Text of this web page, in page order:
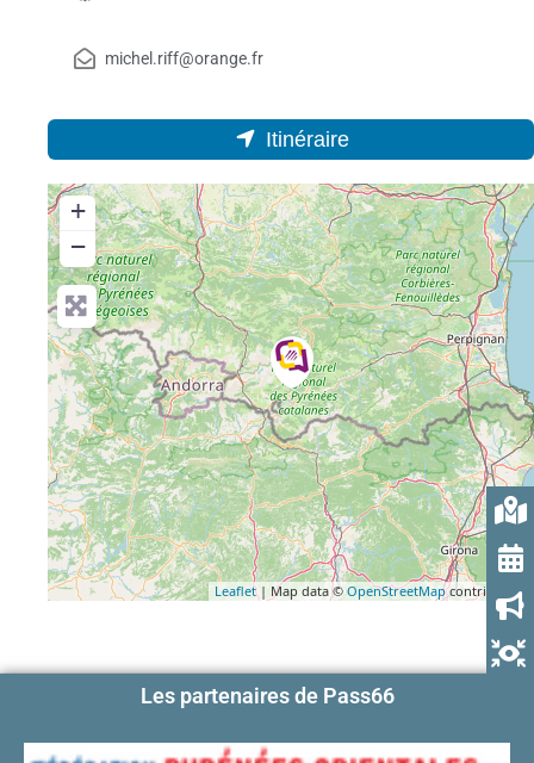
michel.riff@orange.fr
Itinéraire
+
−
Leaflet| Map data ©OpenStreetMapcontributors
Les partenaires de Pass66